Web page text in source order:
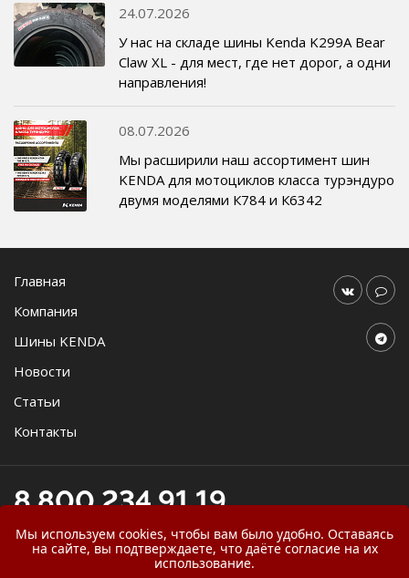
24.07.2026
У нас на складе шины Kenda K299A Bear
Claw XL - для мест, где нет дорог, а одни
направления!
08.07.2026
Мы расширили наш ассортимент шин
KENDA для мотоциклов класса турэндуро
двумя моделями К784 и К6342
Главная
Компания
Шины KENDA
Новости
Статьи
Контакты
8 800 234 91 19
online@agromast.ru
ООО "АгроМаст"
Мы используем cookies, чтобы вам было удобно. Оставаясь
на сайте, вы подтверждаете, что даёте согласие на их
использование.